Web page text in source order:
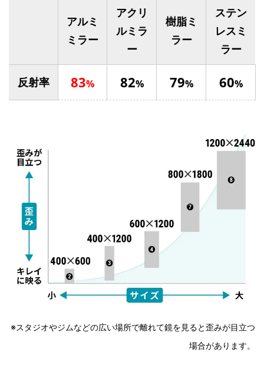
アルミ
ミラー
アクリ
ルミラ
ー
樹脂ミ
ラー
ステン
レスミ
ラー
反射率 83% 82% 79% 60%
※スタジオやジムなどの広い場所で離れて鏡を見ると歪みが目立つ
場合があります。